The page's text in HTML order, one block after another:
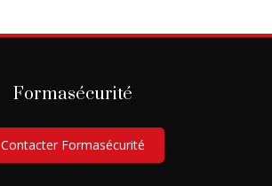
Formasécurité
Contacter Formasécurité